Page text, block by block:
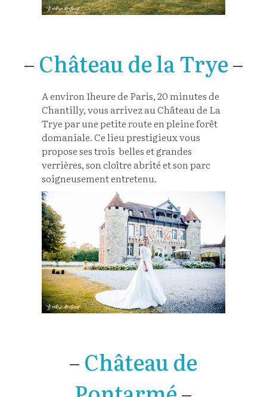
–Château de la Trye–
A environ 1heure de Paris, 20 minutes de
Chantilly, vous arrivez au Château de La
Trye par une petite route en pleine forêt
domaniale. Ce lieu prestigieux vous
propose ses trois belles et grandes
verrières, son cloître abrité et son parc
soigneusement entretenu.
–Château de